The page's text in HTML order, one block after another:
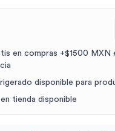
en compras +$1500 MXN
disponible para
tienda disponible